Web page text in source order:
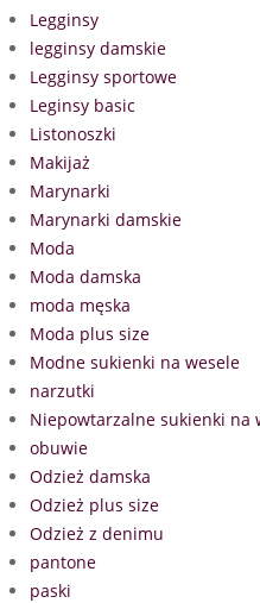
Legginsy
legginsy damskie
Legginsy sportowe
Leginsy basic
Listonoszki
Makijaż
Marynarki
Marynarki damskie
Moda
Moda damska
moda męska
Moda plus size
Modne sukienki na wesele
narzutki
Niepowtarzalne sukienki na
obuwie
Odzież damska
Odzież plus size
Odzież z denimu
pantone
paski